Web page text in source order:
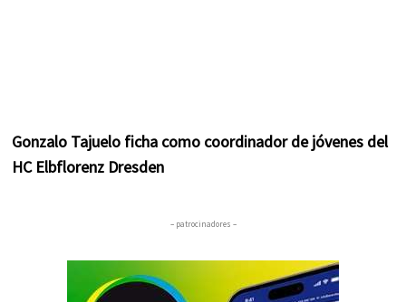
Gonzalo Tajuelo ficha como coordinador de jóvenes del
HC Elbflorenz Dresden
– patrocinadores –